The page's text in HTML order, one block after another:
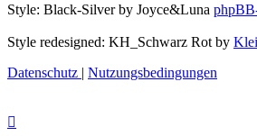
Style: Black-Silver by Joyce&Luna
Style redesigned: KH_Schwarz Rot by
Datenschutz | Nutzungsbedingungen